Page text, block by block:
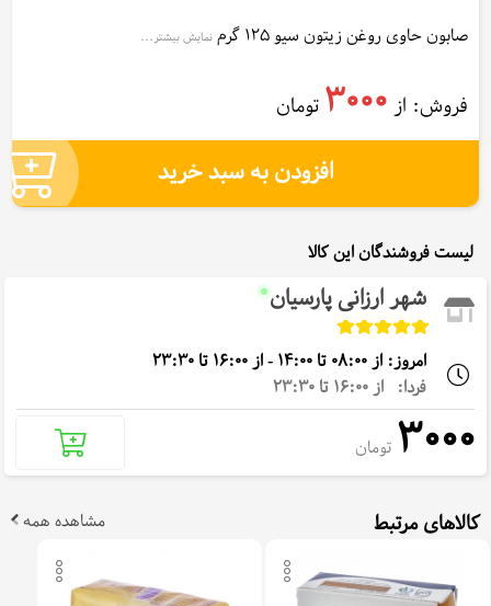
صابون حاوی روغن زیتون سیو 125 گرم نمایش بیشتر...
فروش: از 3000 تومان
افزودن به سبد خرید
لیست فروشندگان این کالا
شهر ارزانی پارسیان
امروز: از 08:00 تا 14:00 - از 16:00 تا 23:30
فردا: از 16:00 تا 23:30
3000 تومان
کالاهای مرتبط مشاهده همه